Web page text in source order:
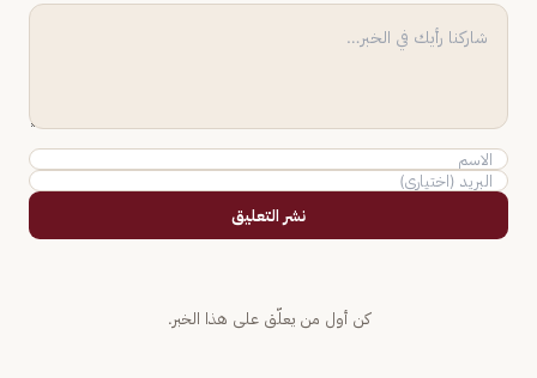
نشر التعليق
كن أول من يعلّق على هذا الخبر.